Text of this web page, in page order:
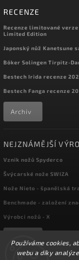
Používáme cookies,
webu a díky
RECENZE
Recenze limitované verze
Limited Edition
Japonský nůž Kanetsune
Böker Solingen Tirpitz-
Bestech Irida recenze
Bestech Fanga recenze
Archiv
NEJZNÁMĚJŠÍ
Vznik nožů Spyderco
Švýcarské nože SWIZA
Nože Nieto - španělská
Benchmade - založení
Výrobci nožů - X